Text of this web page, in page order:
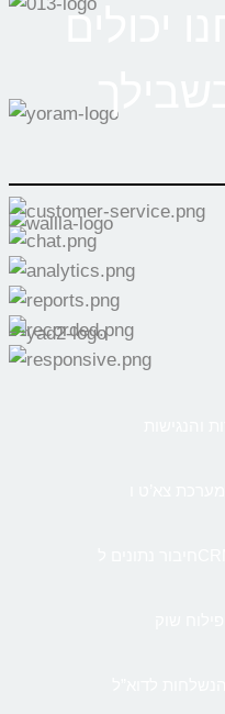
יכולים